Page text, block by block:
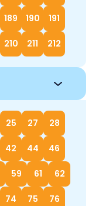
189 190 191
210 211 212
25 27 28
42 44 46
59 61 62
74 75 76